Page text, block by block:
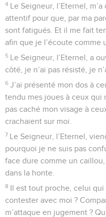
4 Le Seigneur, l’Eternel,
attentif pour que, par ma
sont fatigués. Et il me fait
afin que je l’écoute comme
5 Le Seigneur, l’Eternel, a
côté, je n’ai pas résisté, je
6 J’ai présenté mon dos à
tendu mes joues à ceux qui
pas caché mon visage à
crachaient sur moi.
7 Le Seigneur, l’Eternel,
pourquoi je ne suis pas
face dure comme un
dans la honte.
8 Il est tout proche, celui
contester avec moi ?
m’attaque en jugement ?